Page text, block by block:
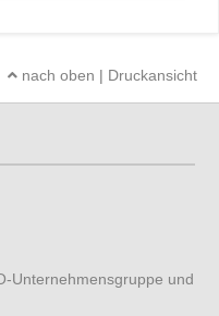
nach oben | Druckansicht
Unternehmensgruppe und